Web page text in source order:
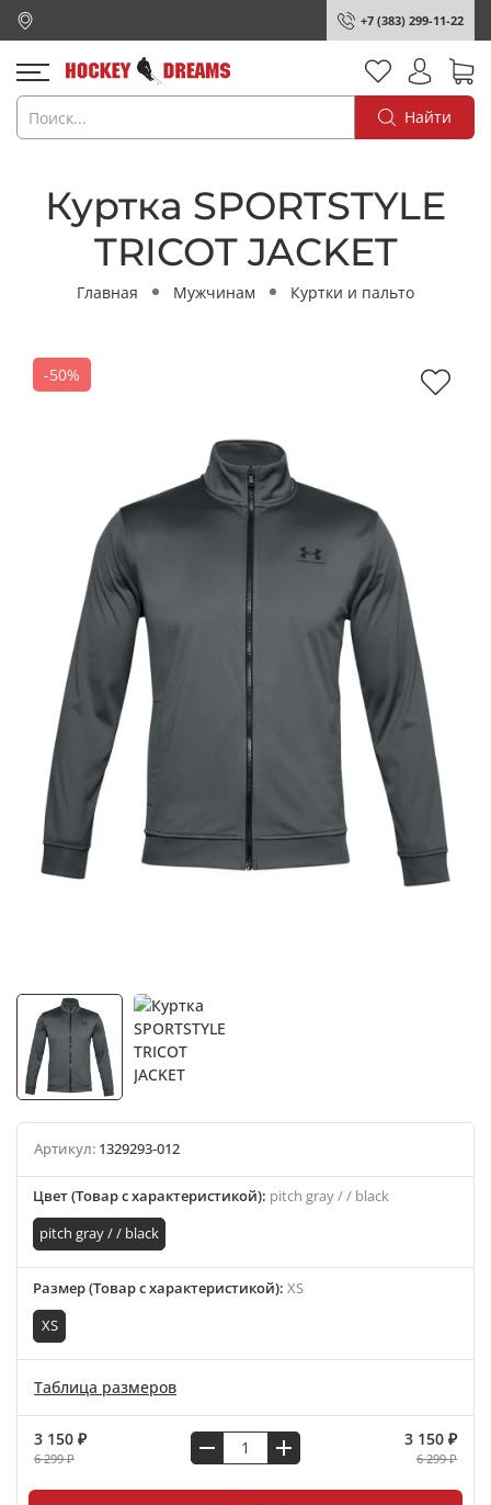
+7 (383) 299-11-22
Найти
Куртка SPORTSTYLE
TRICOT JACKET
Главная Мужчинам Куртки и пальто
-50%
Артикул: 1329293-012
Цвет (Товар с характеристикой): pitch gray / / black
pitch gray / / black
Размер (Товар с характеристикой): XS
XS
Таблица размеров
3 150 ₽
6 299 ₽
3 150 ₽
6 299 ₽